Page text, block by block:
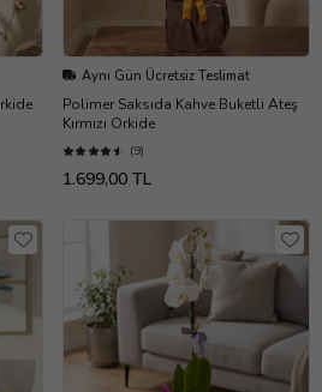
Aynı Gün Ücretsiz Teslimat
Polimer Saksıda Kahve Buketli Ateş
Kırmızı Orkide
(9)
1.699,00 TL